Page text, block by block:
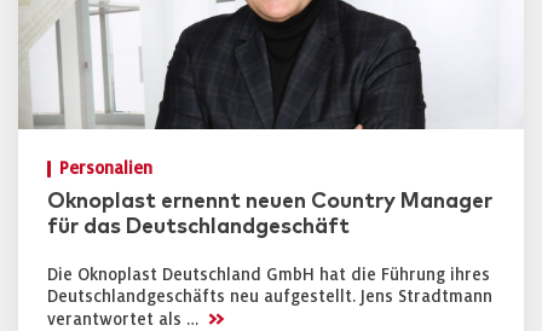
Personalien
Oknoplast ernennt neuen Country Manager
für das Deutschlandgeschäft
Die Oknoplast Deutschland GmbH hat die Führung ihres
Deutschlandgeschäfts neu aufgestellt. Jens Stradtmann
verantwortet als … >>